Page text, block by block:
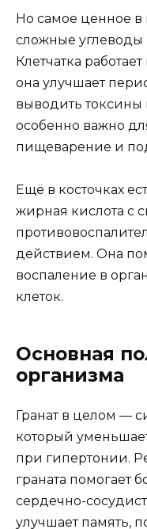
Но самое ценное в
сложные углеводы
Клетчатка
она улучшает
выводить токсины
особенно важно
пищеварение и
Ещё в косточках
жирная кислота с
действием. Она
воспаление в
клеток.
Основная
организма
Гранат в целом —
который
при гипертонии.
граната помогает
сердечно-
улучшает память,